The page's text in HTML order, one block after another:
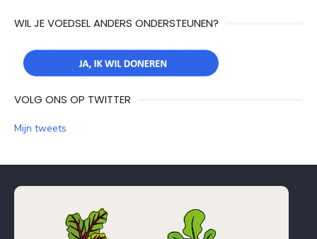
WIL JE VOEDSEL ANDERS ONDERSTEUNEN?
VOLG ONS OP TWITTER
Mijn tweets